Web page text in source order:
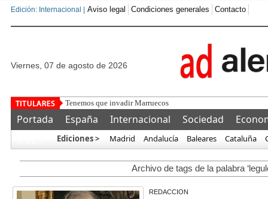
Edición: Internacional | Aviso legal Condiciones generales Contacto
viernes, 07 de agosto de 2026
Tenemos que invadir Marruecos
Portada España Internacional Sociedad
Ediciones > Madrid Andalucía Baleares Cataluña
Archivo de tags de la palabra
REDACCION